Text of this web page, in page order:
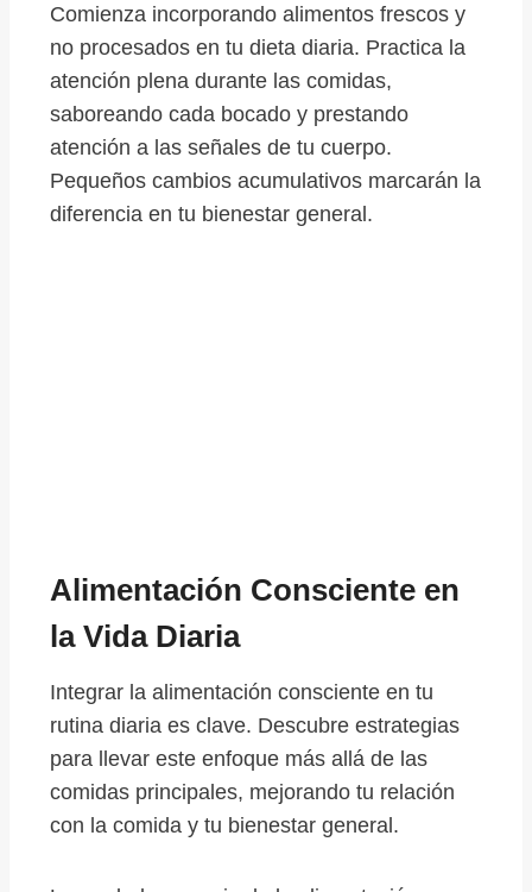
Comienza incorporando alimentos frescos y
no procesados en tu dieta diaria. Practica la
atención plena durante las comidas,
saboreando cada bocado y prestando
atención a las señales de tu cuerpo.
Pequeños cambios acumulativos marcarán la
diferencia en tu bienestar general.
Alimentación Consciente en
la Vida Diaria
Integrar la alimentación consciente en tu
rutina diaria es clave. Descubre estrategias
para llevar este enfoque más allá de las
comidas principales, mejorando tu relación
con la comida y tu bienestar general.